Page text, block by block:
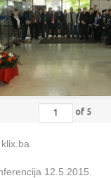
of 5
12.5.2015.